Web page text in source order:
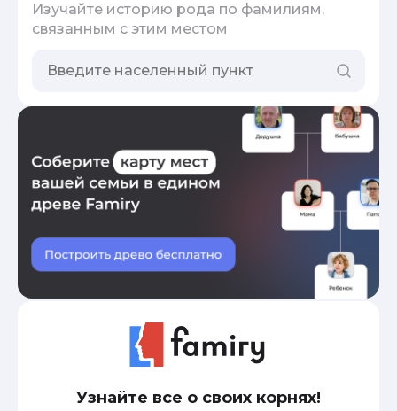
Изучайте историю рода по фамилиям,
связанным с этим местом
Узнайте все о своих корнях!